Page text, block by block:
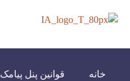
خانه قوانین پنل پیامک